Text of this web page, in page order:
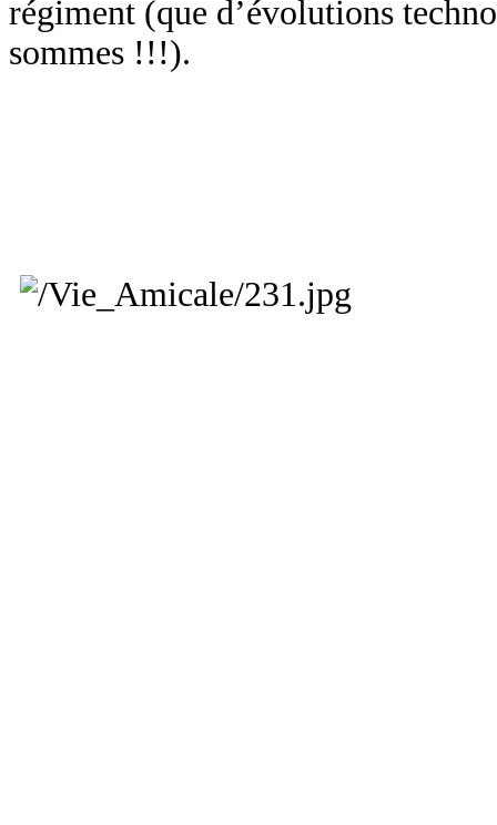
régiment (que d’évolutions
sommes !!!).